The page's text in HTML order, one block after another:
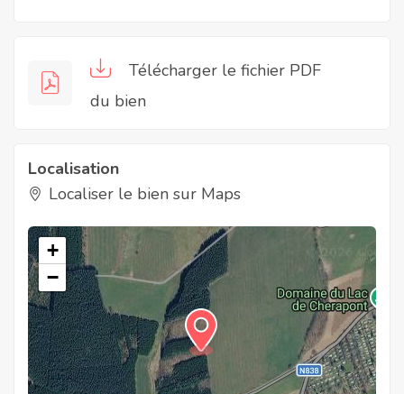
Télécharger le fichier PDF
du bien
Localisation
Localiser le bien sur Maps
+
−